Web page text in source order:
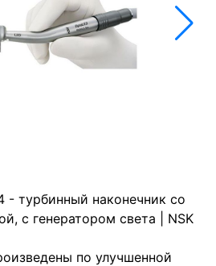
- турбинный наконечник со
с генератором света | NSK
по улучшенной